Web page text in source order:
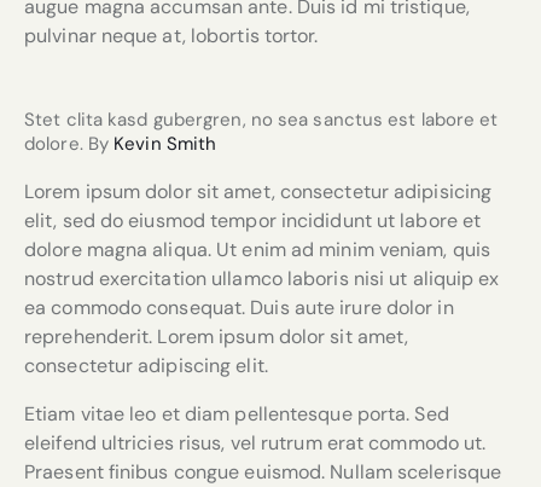
augue magna accumsan ante. Duis id mi tristique,
pulvinar neque at, lobortis tortor.
Stet clita kasd gubergren, no sea sanctus est labore et
dolore. By Kevin Smith
Lorem ipsum dolor sit amet, consectetur adipisicing
elit, sed do eiusmod tempor incididunt ut labore et
dolore magna aliqua. Ut enim ad minim veniam, quis
nostrud exercitation ullamco laboris nisi ut aliquip ex
ea commodo consequat. Duis aute irure dolor in
reprehenderit. Lorem ipsum dolor sit amet,
consectetur adipiscing elit.
Etiam vitae leo et diam pellentesque porta. Sed
eleifend ultricies risus, vel rutrum erat commodo ut.
Praesent finibus congue euismod. Nullam scelerisque